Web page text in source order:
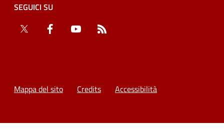
SEGUICI SU
Twitter
Facebook YouTube
Mappa del sito Credits Accessibilità